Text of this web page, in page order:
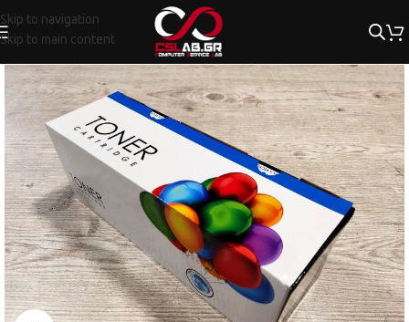
Skip to navigation
Skip to main content